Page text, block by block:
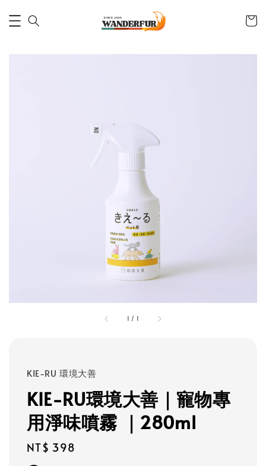
1 / 1
KIE-RU 環境大善
KIE-RU環境大善｜寵物專
用淨味噴霧 ｜280ml
Regular
NT$ 398